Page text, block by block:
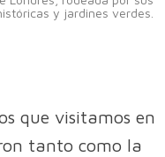
y jardines verdes.
que visitamos en
tanto como la